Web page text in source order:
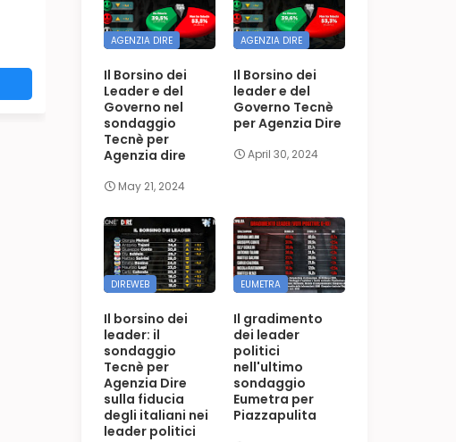
AGENZIA DIRE
Il Borsino dei
Leader e del
Governo nel
sondaggio
Tecnè per
Agenzia dire
May 21, 2024
AGENZIA DIRE
Il Borsino dei
leader e del
Governo Tecnè
per Agenzia Dire
April 30, 2024
DIREWEB
Il borsino dei
leader: il
sondaggio
Tecnè per
Agenzia Dire
sulla fiducia
degli italiani nei
leader politici
EUMETRA
Il gradimento
dei leader
politici
nell'ultimo
sondaggio
Eumetra per
Piazzapulita